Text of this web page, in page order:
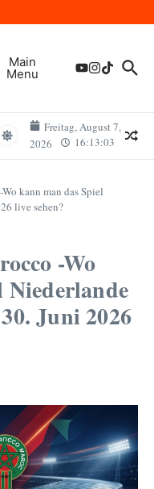
Watch 9 heraus? Der
Fans
die Besten? Der Vollständige
Karriere
Main
Menu
Freitag, August 7,
2026
16:13:03
kann man das Spiel
live sehen?
-Wo
Niederlande
Juni 2026